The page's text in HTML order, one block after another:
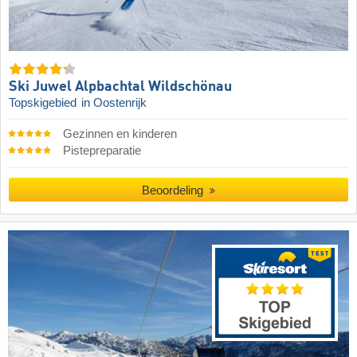
Ski Juwel Alpbachtal Wildschönau
Topskigebied in Oostenrijk
Gezinnen en kinderen
Pistepreparatie
Beoordeling